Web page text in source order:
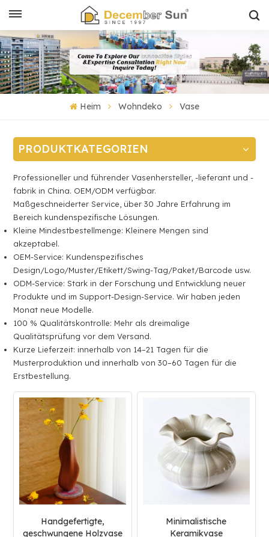
Heim Wohndeko Vase
PRODUKTKATEGORIEN
Professioneller und führender Vasenhersteller, -lieferant und -
fabrik in China. OEM/ODM verfügbar.
Maßgeschneiderter Service, über 30 Jahre Erfahrung im
Bereich kundenspezifische Lösungen.
Kleine Mindestbestellmenge: Kleinere Mengen sind
akzeptabel.
OEM-Service: Kundenspezifisches
Design/Logo/Muster/Etikett/Swing-Tag/Paket/Barcode usw.
ODM-Service: Stark in der Forschung und Entwicklung neuer
Produkte und im Support-Design-Service. Wir haben jeden
Monat neue Modelle.
100 % Qualitätskontrolle: Mehr als dreimalige
Qualitätsprüfung vor dem Versand.
Kurze Lieferzeit: innerhalb von 14–21 Tagen für die
Musterproduktion und innerhalb von 30–60 Tagen für die
Erstbestellung.
Handgefertigte,
geschwungene Holzvase
Minimalistische
Keramikvase